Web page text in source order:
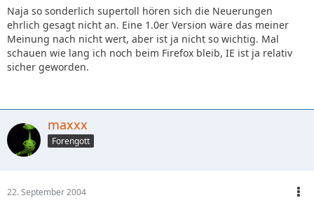
gegen fremden Zugriff schützen. Um das automatische
Ausfüllen der entsprechenden Felder auf Websites zu
aktivieren, muss das Master Password einmal pro Session
angegeben werden.
Quelle:
Naja so sonderlich supertoll hören sich die Neuerungen
ehrlich gesagt nicht an. Eine 1.0er Version wäre das meiner
Meinung nach nicht wert, aber ist ja nicht so wichtig. Mal
schauen wie lang ich noch beim Firefox bleib, IE ist ja relativ
sicher geworden.
maxxx
Forengott
22. September 2004